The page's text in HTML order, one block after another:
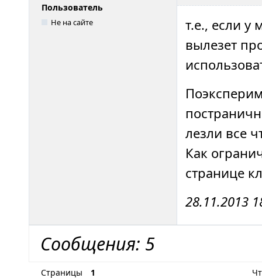
Пользователь
Не на сайте
т.е., если у
вылезет
лезли все
Как
странице
28.11.2013
Сообщения: 5
Страницы 1